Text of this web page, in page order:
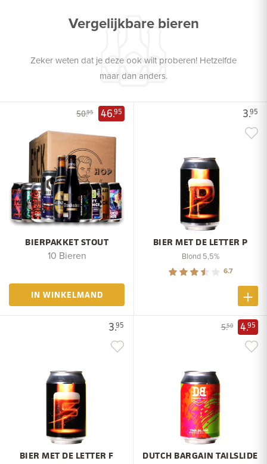
Vergelijkbare bieren
Zeker weten dat je deze ook wilt proberen! Hetzelfde
maar dan anders.
50.95 46.95
BIERPAKKET STOUT
10 Bieren
IN WINKELMAND
3.95
BIER MET DE LETTER P
Blond 5,5%
6.7
3.95
BIER MET DE LETTER F
5.50 4.95
DUTCH BARGAIN TAILSLIDE